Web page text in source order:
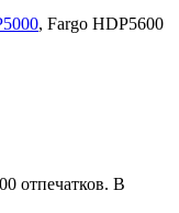
, Fargo HDP5600
отпечатков. В